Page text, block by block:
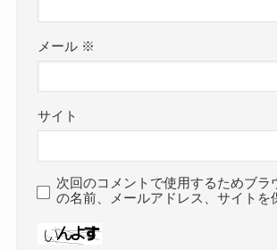
メール ※
サイト
次回のコメントで使用するためブラ
の名前、メールアドレス、サイトを